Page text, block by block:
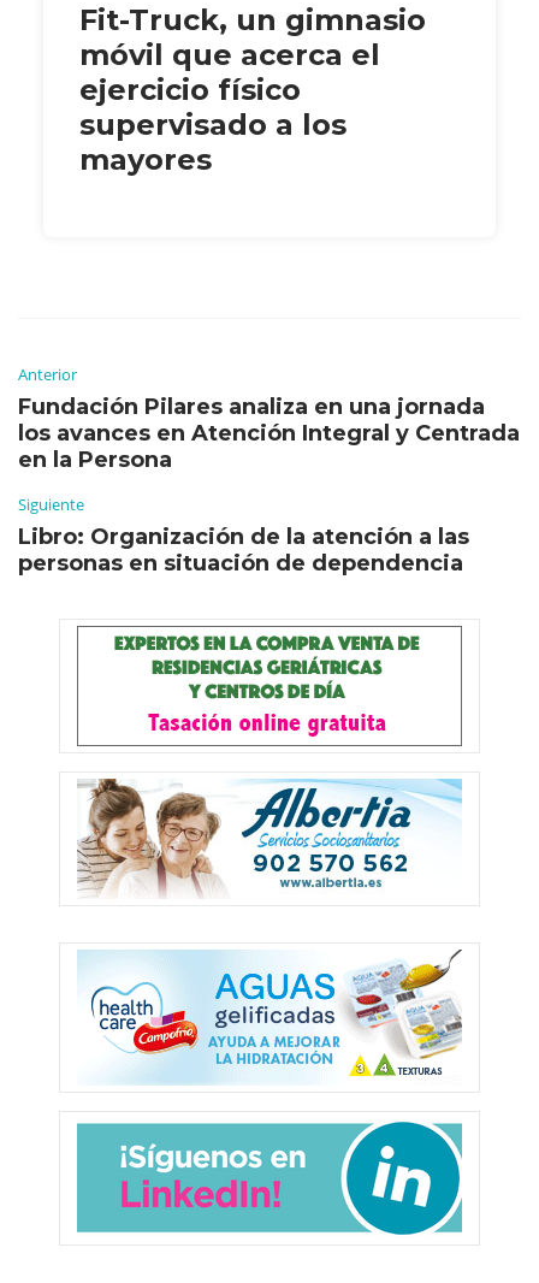
Fit-Truck, un gimnasio
móvil que acerca el
ejercicio físico
supervisado a los
mayores
Anterior
Fundación Pilares analiza en una jornada
los avances en Atención Integral y Centrada
en la Persona
Siguiente
Libro: Organización de la atención a las
personas en situación de dependencia